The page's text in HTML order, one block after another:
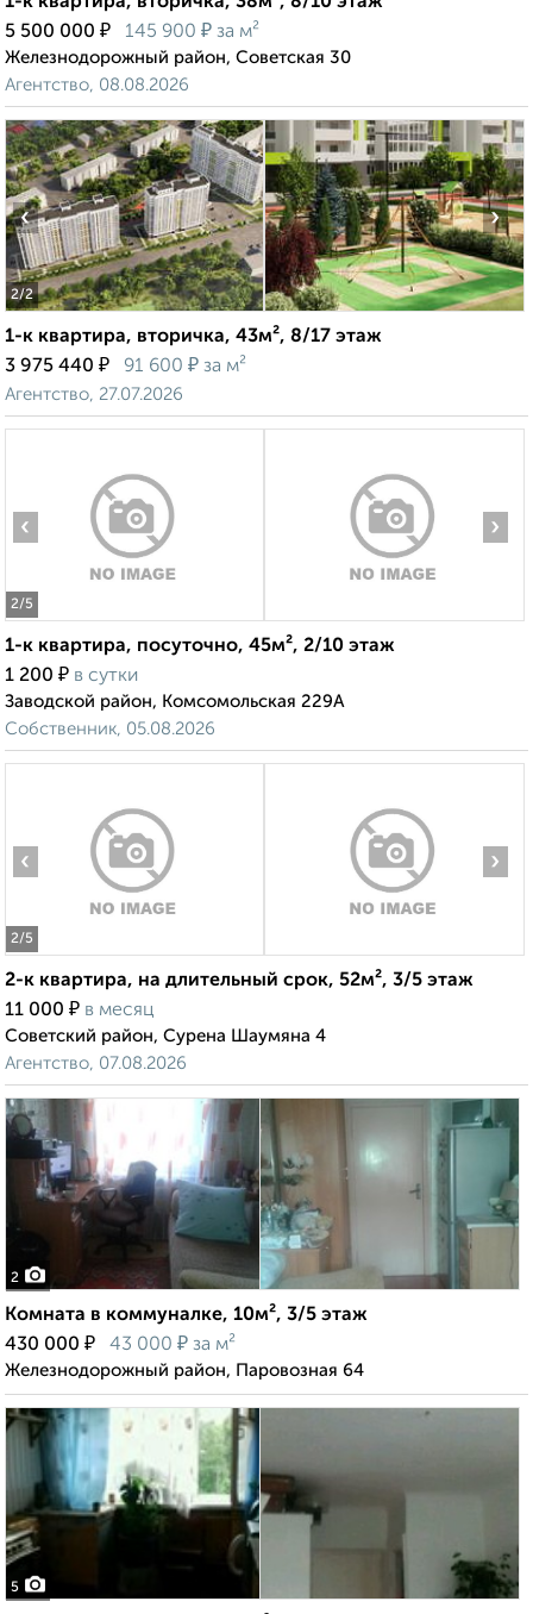
5 500 000 ₽ 145 900 ₽ за м²
Железнодорожный район, Советская 30
Агентство, 08.08.2026
2/2
‹ ›
1-к квартира, вторичка, 43м², 8/17 этаж
3 975 440 ₽ 91 600 ₽ за м²
Агентство, 27.07.2026
2/5
‹ ›
1-к квартира, посуточно, 45м², 2/10 этаж
1 200 ₽ в сутки
Заводской район, Комсомольская 229А
Собственник, 05.08.2026
2/5
‹ ›
2-к квартира, на длительный срок, 52м², 3/5 этаж
11 000 ₽ в месяц
Советский район, Сурена Шаумяна 4
Агентство, 07.08.2026
2
Комната в коммуналке, 10м², 3/5 этаж
430 000 ₽ 43 000 ₽ за м²
Железнодорожный район, Паровозная 64
5